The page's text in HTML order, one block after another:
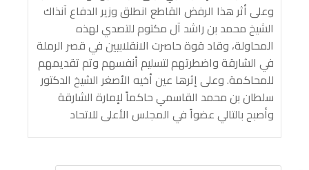
وعلى أثر هذا الرفض القاطع انطلق وزير الدفاع آنذاك
الشيخ محمد بن راشد آل مكتوم للتصدي لهذه
المحاولة، وقاد قوة حاصرت الانقلابيين في قصر الرملة
في الشارقة واضطرتهم لتسليم أنفسهم وتم تقديمهم
للمحاكمة. وعلى إثرها عين أخيه الأصغر الشيخ الدكتور
سلطان بن محمد القاسمي حاكماً لإمارة الشارقة
وأصبح بالتالي عضواً في المجلس الأعلى للاتحاد